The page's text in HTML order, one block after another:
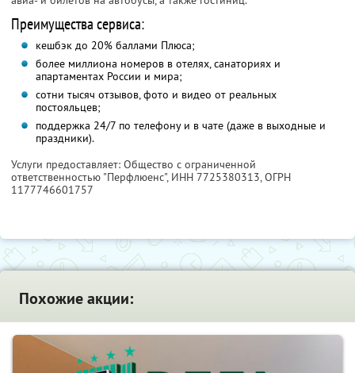
Преимущества сервиса:
кешбэк до 20% баллами Плюса;
более миллиона номеров в отелях, санаториях и
апартаментах России и мира;
сотни тысяч отзывов, фото и видео от реальных
постояльцев;
поддержка 24/7 по телефону и в чате (даже в выходные и
праздники).
Услуги предоставляет: Общество с ограниченной
ответственностью "Перфлюенс", ИНН 7725380313, ОГРН
1177746601757
Похожие акции: